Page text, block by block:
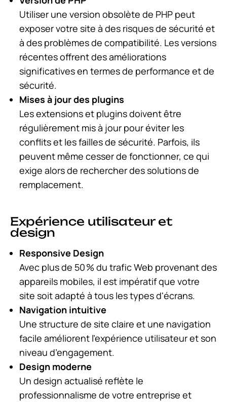
Utiliser une version obsolète de PHP peut
exposer votre site à des risques de sécurité et
à des problèmes de compatibilité. Les versions
récentes offrent des améliorations
significatives en termes de performance et de
sécurité.
Mises à jour des plugins
Les extensions et plugins doivent être
régulièrement mis à jour pour éviter les
conflits et les failles de sécurité. Parfois, ils
peuvent même cesser de fonctionner, ce qui
exige alors de rechercher des solutions de
remplacement.
Expérience utilisateur et
design
Responsive Design
Avec plus de 50 % du trafic Web provenant des
appareils mobiles, il est impératif que votre
site soit adapté à tous les types d'écrans.
Navigation intuitive
Une structure de site claire et une navigation
facile améliorent l’expérience utilisateur et son
niveau d’engagement.
Design moderne
Un design actualisé reflète le
professionnalisme de votre entreprise et